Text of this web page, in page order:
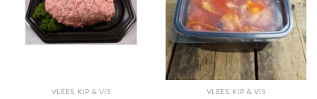
VLEES, KIP & VIS VLEES, KIP & VIS